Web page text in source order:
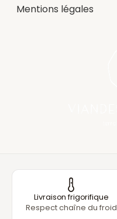
Mentions légales
Livraison frigorifique
Respect chaîne du froid